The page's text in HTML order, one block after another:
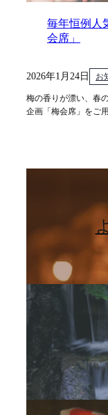
毎年恒例人
会席」
2026年1月24日 お
梅の香りが漂い、春
企画「梅会席」をご